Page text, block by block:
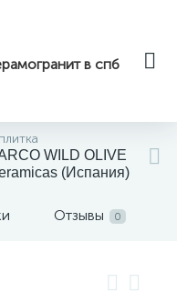
в спб
WILD OLIVE
(Испания)
Отзывы 0